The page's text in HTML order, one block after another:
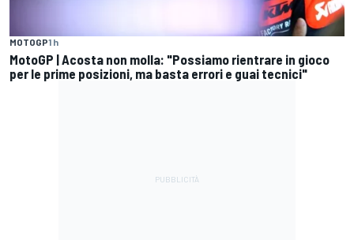
MOTOGP1 h
MotoGP | Acosta non molla: "Possiamo rientrare in gioco
per le prime posizioni, ma basta errori e guai tecnici"